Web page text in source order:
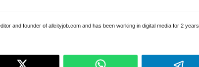
and founder of allcityjob.com and has been working in digital media for 2 years.